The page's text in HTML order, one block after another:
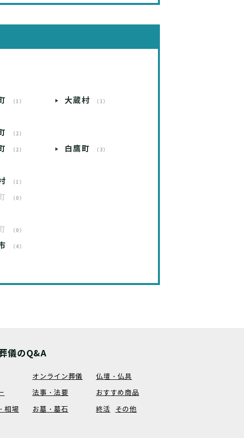
（1） 大蔵村 （1）
（2）
（2） 白鷹町 （3）
（1）
（0）
（0）
（4）
儀のQ&A
オンライン葬儀
仏壇・仏具
法事・法要
おすすめ商品
相場
お墓・墓石 終活 その他